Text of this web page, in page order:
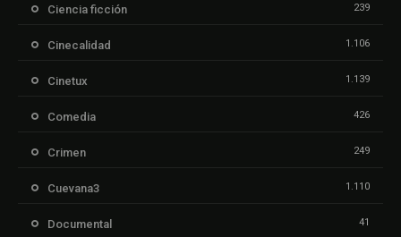
Ciencia ficción 239
Cinecalidad 1.106
Cinetux 1.139
Comedia 426
Crimen 249
Cuevana3 1.110
Documental 41